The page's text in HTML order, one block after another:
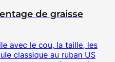
de graisse
avec le cou, la taille, les
classique au ruban US